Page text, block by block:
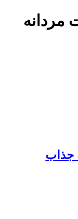
مردانه
جذاب